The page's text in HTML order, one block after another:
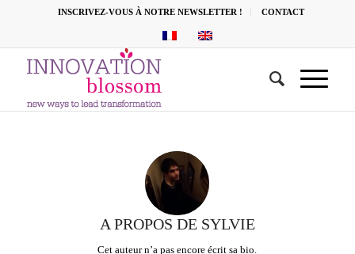
INSCRIVEZ-VOUS À NOTRE NEWSLETTER ! CONTACT
A PROPOS DE SYLVIE
Cet auteur n’a pas encore écrit sa bio.